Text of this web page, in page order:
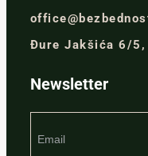
Đure Jakšića 6/5,
Newsletter